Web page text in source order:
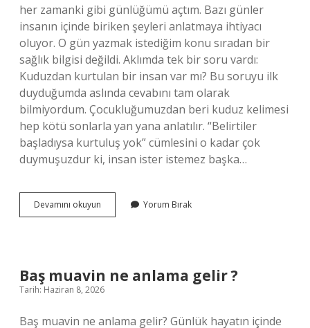
her zamanki gibi günlüğümü açtım. Bazı günler
insanın içinde biriken şeyleri anlatmaya ihtiyacı
oluyor. O gün yazmak istediğim konu sıradan bir
sağlık bilgisi değildi. Aklımda tek bir soru vardı:
Kuduzdan kurtulan bir insan var mı? Bu soruyu ilk
duyduğumda aslında cevabını tam olarak
bilmiyordum. Çocukluğumuzdan beri kuduz kelimesi
hep kötü sonlarla yan yana anlatılır. “Belirtiler
başladıysa kurtuluş yok” cümlesini o kadar çok
duymuşuzdur ki, insan ister istemez başka…
Devamını okuyun Kuduzdan
kurtulan
?
Yorum Bırak
Baş muavin ne anlama gelir ?
Tarih: Haziran 8, 2026
Baş muavin ne anlama gelir? Günlük hayatın içinde